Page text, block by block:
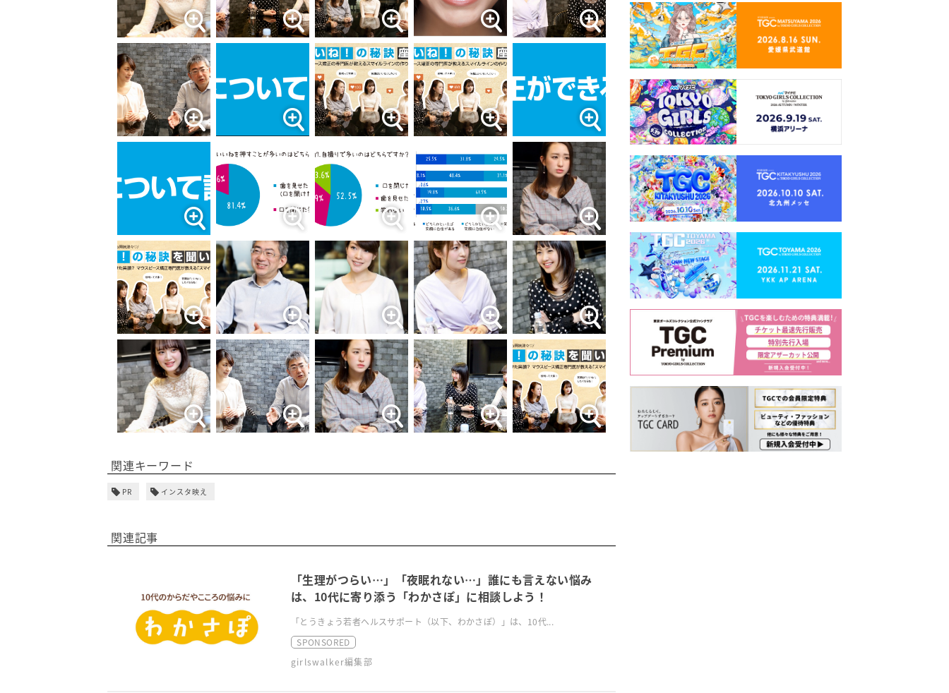
関連キーワード
PR インスタ映え
関連記事
「生理がつらい…」「夜眠れない…」誰にも言えない悩み
は、10代に寄り添う「わかさぽ」に相談しよう！
「とうきょう若者ヘルスサポート（以下、わかさぽ）」は、10代...
SPONSORED
girlswalker編集部